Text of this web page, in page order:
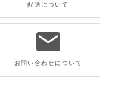
配送について
お問い合わせについて